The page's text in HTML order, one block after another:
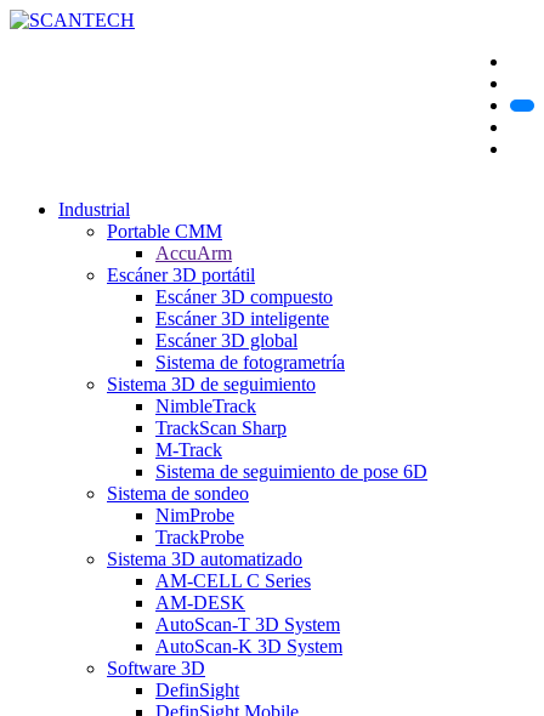
Industrial
Portable CMM
AccuArm
Escáner 3D portátil
Escáner 3D compuesto
Escáner 3D inteligente
Escáner 3D global
Sistema de fotogrametría
Sistema 3D de seguimiento
NimbleTrack
TrackScan Sharp
M-Track
Sistema de seguimiento de pose 6D
Sistema de sondeo
NimProbe
TrackProbe
Sistema 3D automatizado
AM-CELL C Series
AM-DESK
AutoScan-T 3D System
AutoScan-K 3D System
Software 3D
DefinSight
DefinSight Mobile